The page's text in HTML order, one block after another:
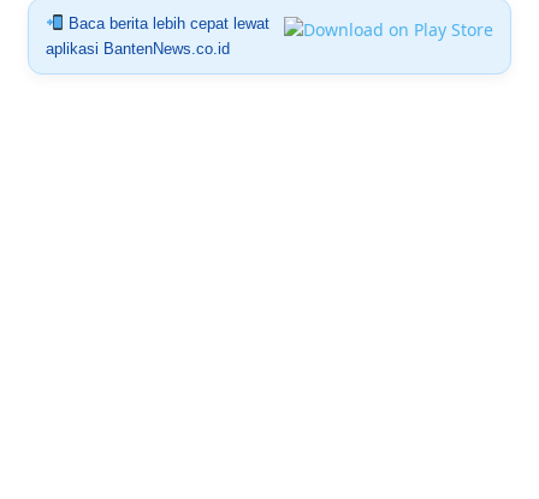
Baca berita lebih cepat lewat
aplikasi BantenNews.co.id